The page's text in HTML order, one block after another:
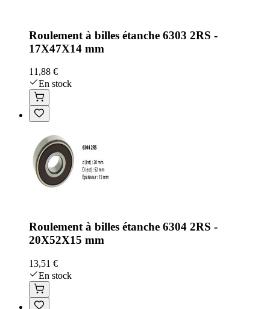
Roulement à billes étanche 6303 2RS -
17X47X14 mm
11,88 €
En stock
Roulement à billes étanche 6304 2RS -
20X52X15 mm
13,51 €
En stock